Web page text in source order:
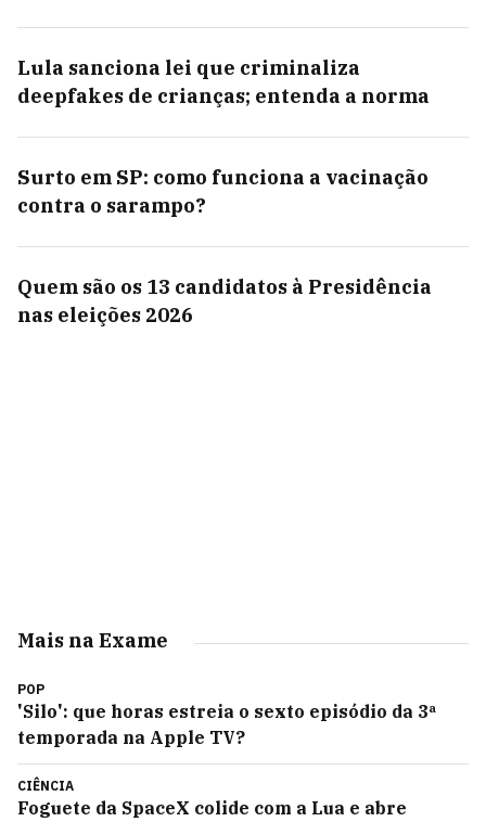
Lula sanciona lei que criminaliza
deepfakes de crianças; entenda a norma
Surto em SP: como funciona a vacinação
contra o sarampo?
Quem são os 13 candidatos à Presidência
nas eleições 2026
Mais na Exame
POP
'Silo': que horas estreia o sexto episódio da 3ª
temporada na Apple TV?
CIÊNCIA
Foguete da SpaceX colide com a Lua e abre